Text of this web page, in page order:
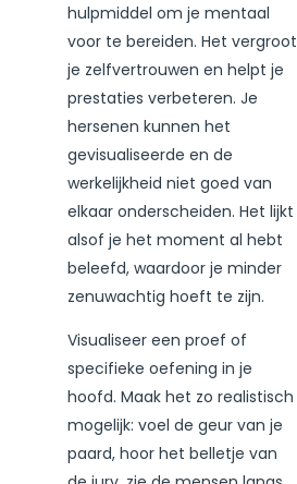
hulpmiddel om je mentaal
voor te bereiden. Het vergroot
je zelfvertrouwen en helpt je
prestaties verbeteren. Je
hersenen kunnen het
gevisualiseerde en de
werkelijkheid niet goed van
elkaar onderscheiden. Het lijkt
alsof je het moment al hebt
beleefd, waardoor je minder
zenuwachtig hoeft te zijn.
Visualiseer een proef of
specifieke oefening in je
hoofd. Maak het zo realistisch
mogelijk: voel de geur van je
paard, hoor het belletje van